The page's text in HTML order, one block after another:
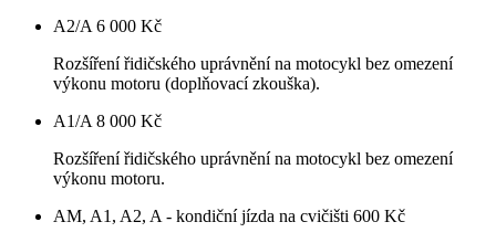
A2/A6 000 Kč
Rozšíření řidičského uprávnění na motocykl bez omezení
výkonu motoru (doplňovací zkouška).
A1/A8 000 Kč
Rozšíření řidičského uprávnění na motocykl bez omezení
výkonu motoru.
AM, A1, A2, A - kondiční jízda na cvičišti 600 Kč